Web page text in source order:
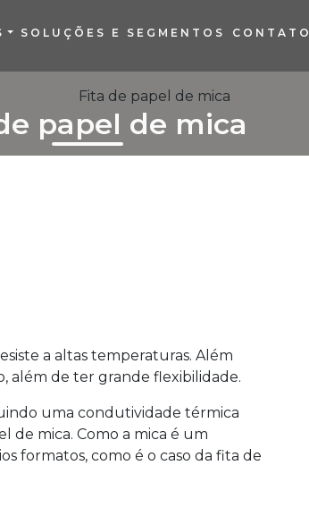
SOLUÇÕES E SEGMENTOS CONTATO
Fita de papel de mica
papel de mica
a altas temperaturas. Além
além de ter grande flexibilidade.
uma condutividade térmica
de mica. Como a mica é um
formatos, como é o caso da fita de